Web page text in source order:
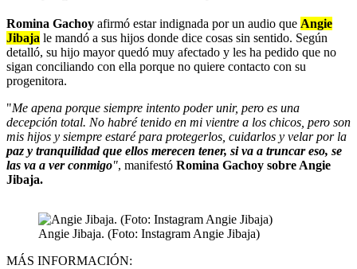
Romina Gachoy afirmó estar indignada por un audio que Angie
Jibaja le mandó a sus hijos donde dice cosas sin sentido. Según
detalló, su hijo mayor quedó muy afectado y les ha pedido que no
sigan conciliando con ella porque no quiere contacto con su
progenitora.
"Me apena porque siempre intento poder unir, pero es una
decepción total. No habré tenido en mi vientre a los chicos, pero son
mis hijos y siempre estaré para protegerlos, cuidarlos y velar por la
paz y tranquilidad que ellos merecen tener, si va a truncar eso, se
las va a ver conmigo", manifestó Romina Gachoy sobre Angie
Jibaja.
Angie Jibaja. (Foto: Instagram Angie Jibaja)
MÁS INFORMACIÓN: